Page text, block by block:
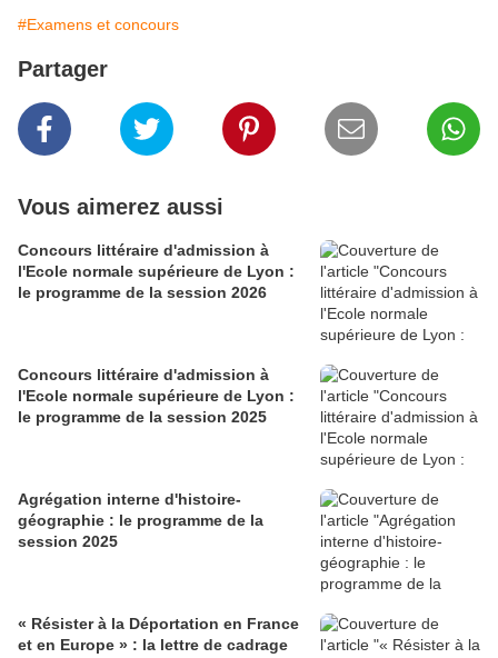
#Examens et concours
Partager
Vous aimerez aussi
Concours littéraire d'admission à
l'Ecole normale supérieure de Lyon :
le programme de la session 2026
Concours littéraire d'admission à
l'Ecole normale supérieure de Lyon :
le programme de la session 2025
Agrégation interne d'histoire-
géographie : le programme de la
session 2025
« Résister à la Déportation en France
et en Europe » : la lettre de cadrage